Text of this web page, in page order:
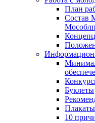
План
Состав
Буклеты
Плакаты
10